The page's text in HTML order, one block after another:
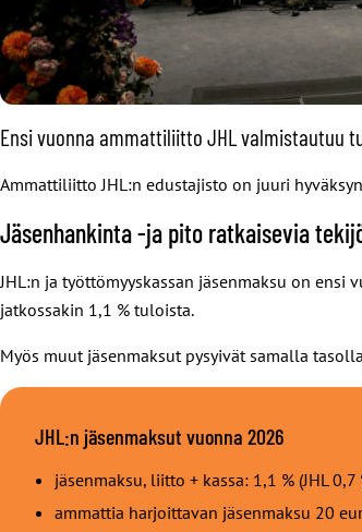
Ensi vuonna ammattiliitto JHL valmistautuu
Ammattiliitto JHL:n edustajisto on juuri
Jäsenhankinta -ja pito ratkaisevia
JHL:n ja työttömyyskassan jäsenmaksu on
jatkossakin 1,1 % tuloista.
Myös muut jäsenmaksut pysyivät samalla
JHL:n jäsenmaksut vuonna 2026
jäsenmaksu, liitto + kassa: 1,1 % (JHL 0,7
ammattia harjoittavan jäsenmaksu 20